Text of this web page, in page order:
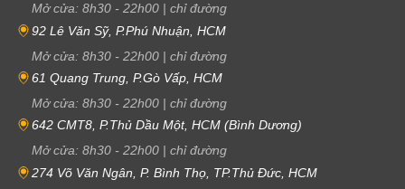
Mở cửa: 8h30 - 22h00 | chỉ đường
92 Lê Văn Sỹ, P.Phú Nhuận, HCM
Mở cửa: 8h30 - 22h00 | chỉ đường
61 Quang Trung, P.Gò Vấp, HCM
Mở cửa: 8h30 - 22h00 | chỉ đường
642 CMT8, P.Thủ Dầu Một, HCM (Bình Dương)
Mở cửa: 8h30 - 22h00 | chỉ đường
274 Võ Văn Ngân, P. Bình Thọ, TP.Thủ Đức, HCM